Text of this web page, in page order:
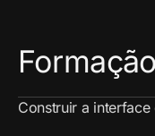
Formação
Construir a